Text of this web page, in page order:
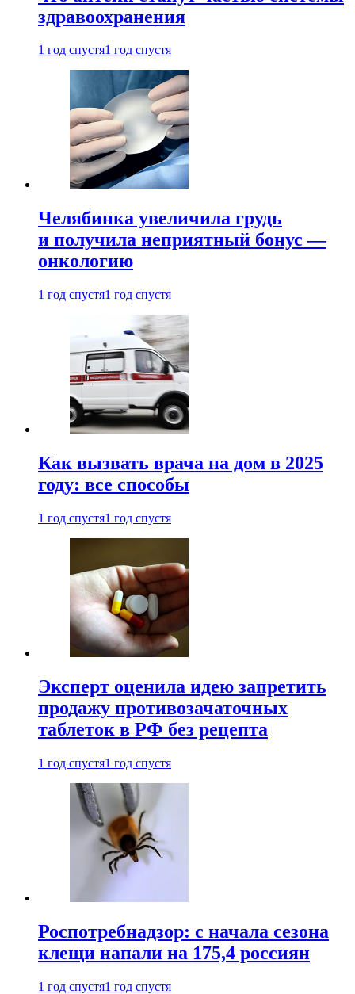
здравоохранения
1 год спустя1 год спустя
Челябинка увеличила грудь
и получила неприятный бонус —
онкологию
1 год спустя1 год спустя
Как вызвать врача на дом в 2025
году: все способы
1 год спустя1 год спустя
Эксперт оценила идею запретить
продажу противозачаточных
таблеток в РФ без рецепта
1 год спустя1 год спустя
Роспотребнадзор: с начала сезона
клещи напали на 175,4 россиян
1 год спустя1 год спустя